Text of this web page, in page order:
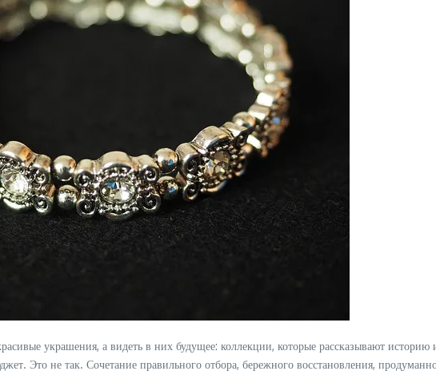
украшения, а видеть в них будущее: коллекции, которые рассказывают историю
Это не так. Сочетание правильного отбора, бережного восстановления,